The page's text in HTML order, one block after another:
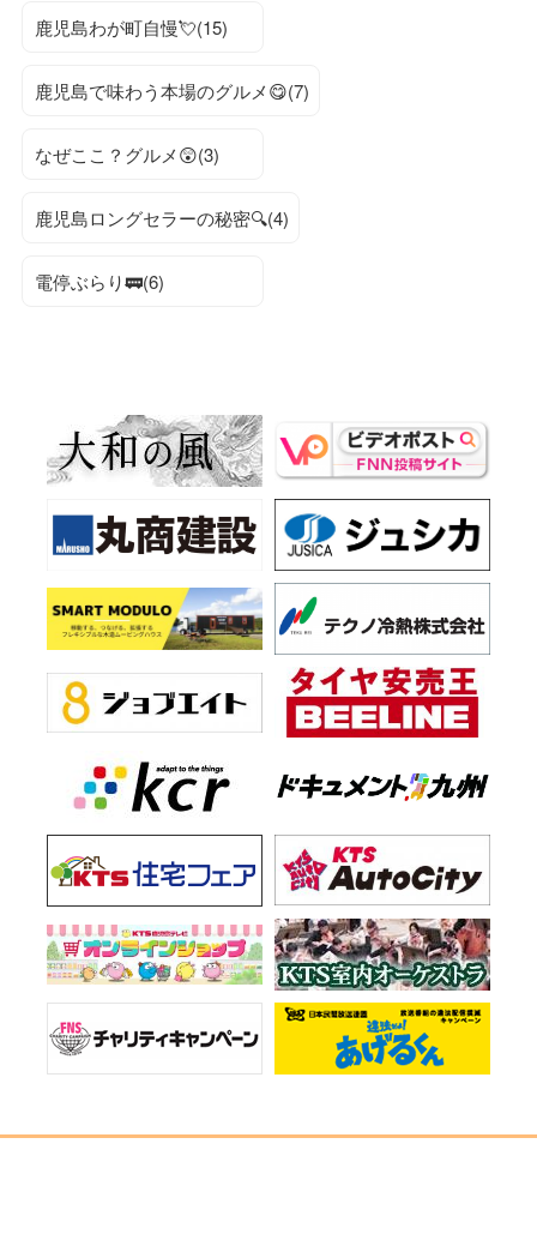
鹿児島わが町自慢💘(15)
鹿児島で味わう本場のグルメ😋(7)
なぜここ？グルメ😲(3)
鹿児島ロングセラーの秘密🔍(4)
電停ぶらり🚃(6)